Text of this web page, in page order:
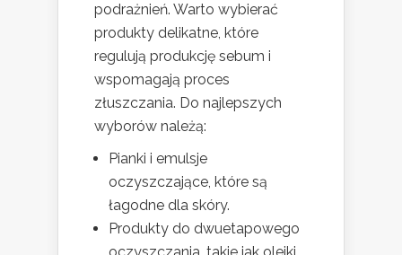
podrażnień. Warto wybierać
produkty delikatne, które
regulują produkcję sebum i
wspomagają proces
złuszczania. Do najlepszych
wyborów należą:
Pianki i emulsje
oczyszczające, które są
łagodne dla skóry.
Produkty do dwuetapowego